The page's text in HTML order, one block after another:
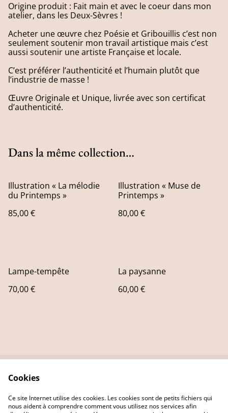
Origine produit : Fait main et avec le coeur dans mon
atelier, dans les Deux-Sèvres !
Acheter une œuvre chez Poésie et Gribouillis c’est non
seulement soutenir mon travail artistique mais c’est
aussi soutenir une artiste Française et locale.
C’est préférer l’authenticité et l’humain plutôt que
l’industrie de masse !
Œuvre Originale et Unique, livrée avec son certificat
d’authenticité.
Dans la même collection…
Illustration « La mélodie
du Printemps »
85,00 €
Illustration « Muse de
Printemps »
80,00 €
Lampe-tempête
70,00 €
La paysanne
60,00 €
Privacy Policy
Cookie Policy
Cookies
Ce site Internet utilise des cookies. Les cookies sont de petits fichiers qui
nous aident à comprendre comment vous utilisez nos services afin